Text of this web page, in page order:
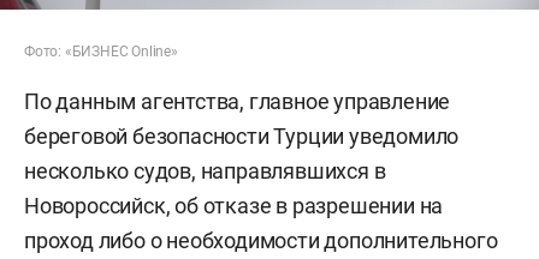
Фото: «БИЗНЕС Online»
По данным агентства, главное управление
береговой безопасности Турции уведомило
несколько судов, направлявшихся в
Новороссийск, об отказе в разрешении на
проход либо о необходимости дополнительного